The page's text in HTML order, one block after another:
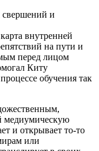
свершений и
внутренней
на пути и
перед лицом
Киту
обучения так
медиумическую
и открывает то-то
или